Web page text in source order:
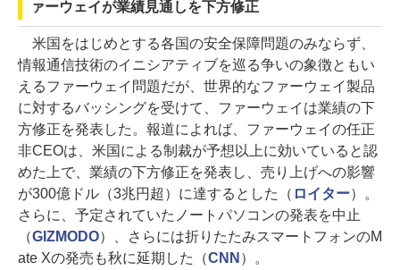
ァーウェイが業績見通しを下方修正
米国をはじめとする各国の安全保障問題のみならず、
情報通信技術のイニシアティブを巡る争いの象徴ともい
えるファーウェイ問題だが、世界的なファーウェイ製品
に対するバッシングを受けて、ファーウェイは業績の下
方修正を発表した。報道によれば、ファーウェイの任正
非CEOは、米国による制裁が予想以上に効いていると認
めた上で、業績の下方修正を発表し、売り上げへの影響
が300億ドル（3兆円超）に達するとした（ ロイター）。
さらに、予定されていたノートパソコンの発表を中止
（GIZMODO）、さらには折りたたみスマートフォンのM
ate Xの発売も秋に延期した（CNN ）。